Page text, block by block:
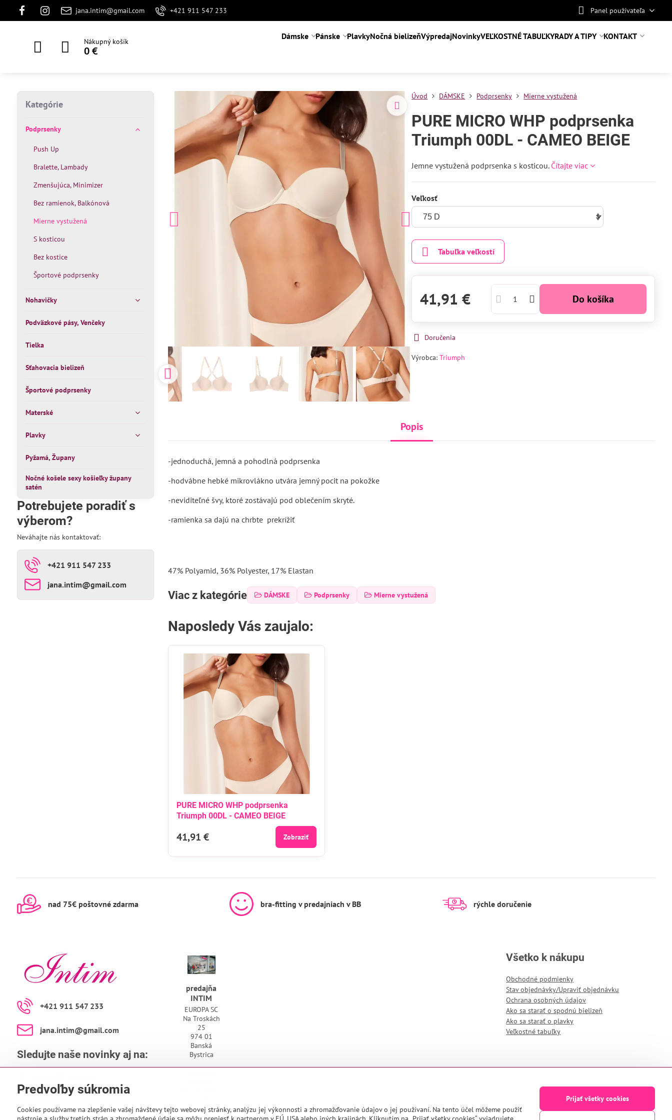
jana.intim@gmail.com +421 911 547 233 Panel používateľa
Nákupný košík
0 €
Dámske Pánske PlavkyNočná bielizeňVýpredajNovinkyVEĽKOSTNÉ TABUĽKYRADY A TIPY KONTAKT
Úvod DÁMSKE Podprsenky Mierne vystužená
PURE MICRO WHP podprsenka
Triumph 00DL - CAMEO BEIGE
Jemne vystužená podprsenka s kosticou. Čítajte viac
Veľkosť
Tabuľka veľkostí
41,91 € Do košíka
Doručenia
Výrobca:Triumph
Popis
-jednoduchá, jemná a pohodlná podprsenka
-hodvábne hebké mikrovlákno utvára jemný pocit na pokožke
-neviditeľné švy, ktoré zostávajú pod oblečením skryté.
-ramienka sa dajú na chrbte prekrížiť
47% Polyamid, 36% Polyester, 17% Elastan
Viac z kategórie DÁMSKE Podprsenky Mierne vystužená
Naposledy Vás zaujalo:
PURE MICRO WHP podprsenka
Triumph 00DL - CAMEO BEIGE
41,91 € Zobraziť
Kategórie
Podprsenky
Push Up
Bralette, Lambady
Zmenšujúca, Minimizer
Bez ramienok, Balkónová
Mierne vystužená
S kosticou
Bez kostice
Športové podprsenky
Nohavičky
Podväzkové pásy, Venčeky
Tielka
Sťahovacia bielizeň
Športové podprsenky
Materské
Plavky
Pyžamá, Župany
Nočné košele sexy košieľky župany
satén
Potrebujete poradiť s
výberom?
Neváhajte nás kontaktovať:
+421 911 547 233
jana​.intim​@gmail​.com
nad 75€ poštovné zdarma bra-fitting v predajniach v BB rýchle doručenie
+421 911 547 233
jana​.intim​@gmail​.com
Sledujte naše novinky aj na:
predajňa
INTIM
EUROPA SC
Na Troskách
25
974 01
Banská
Bystrica
Všetko k nákupu
Obchodné podmienky
Stav objednávky/Upraviť objednávku
Ochrana osobných údajov
Ako sa starať o spodnú bielizeň
Ako sa starať o plavky
Veľkostné tabuľky
Predvoľby súkromia
Cookies používame na zlepšenie vašej návštevy tejto webovej stránky, analýzu jej výkonnosti a zhromažďovanie údajov o jej používaní. Na tento účel môžeme použiť
Prijať všetky cookies